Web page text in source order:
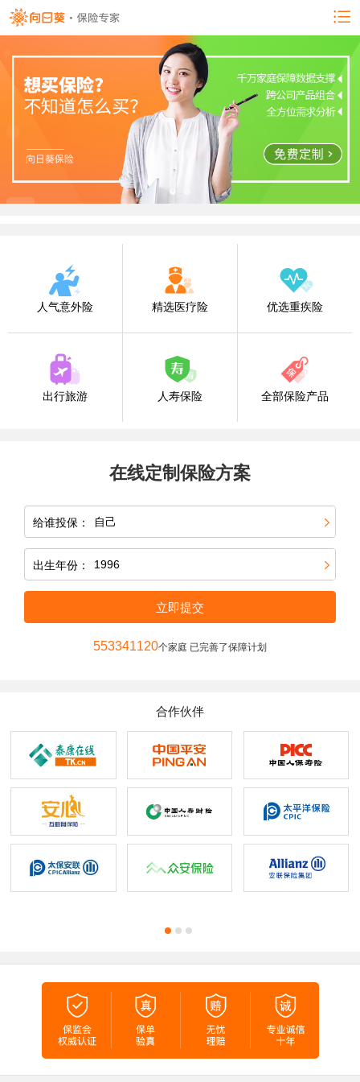
人气意外险 精选医疗险 优选重疾险
出行旅游 人寿保险 全部保险产品
在线定制保险方案
给谁投保：
出生年份：
立即提交
553341120个家庭 已完善了保障计划
合作伙伴